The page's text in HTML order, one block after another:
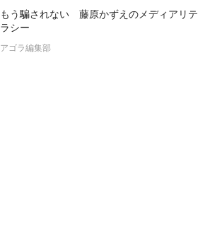
もう騙されない 藤原かずえのメディアリテ
ラシー
アゴラ編集部